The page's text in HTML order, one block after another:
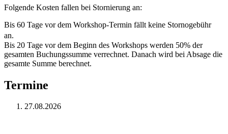
Folgende Kosten fallen bei Stornierung an:
Bis 60 Tage vor dem Workshop-Termin fällt keine Stornogebühr
an.
Bis 20 Tage vor dem Beginn des Workshops werden 50% der
gesamten Buchungssumme verrechnet. Danach wird bei Absage die
gesamte Summe berechnet.
Termine
27.08.2026